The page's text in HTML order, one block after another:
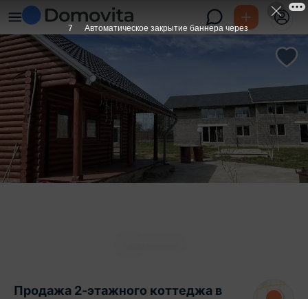
Продажа 2-этажного коттеджа в
6 Автоматическое закрытие баннера через